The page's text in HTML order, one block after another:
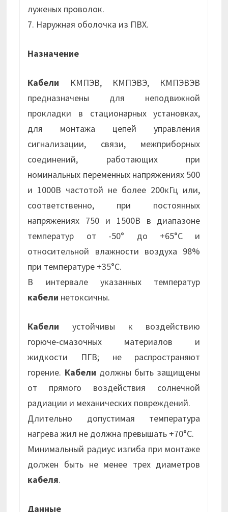
луженых проволок.
7. Наружная оболочка из ПВХ.
Назначение
Кабели КМПЭВ, КМПЭВЭ, КМПЭВЭВ
предназначены для неподвижной
прокладки в стационарных установках,
для монтажа цепей управления
сигнализации, связи, межприборных
соединений, работающих при
номинальных переменных напряжениях 500
и 1000В частотой не более 200кГц или,
соответственно, при постоянных
напряжениях 750 и 1500В в диапазоне
температур от -50° до +65°С и
относительной влажности воздуха 98%
при температуре +35°С.
В интервале указанных температур
кабели нетоксичны.
Кабели устойчивы к воздействию
горюче-смазочных материалов и
жидкости ПГВ; не распространяют
горение. Кабели должны быть защищены
от прямого воздействия солнечной
радиации и механических повреждений.
Длительно допустимая температура
нагрева жил не должна превышать +70°С.
Минимальный радиус изгиба при монтаже
должен быть не менее трех диаметров
кабеля.
Данные